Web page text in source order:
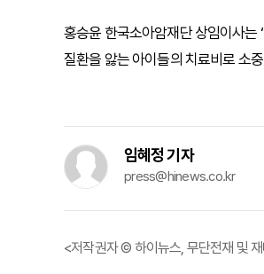
홍승윤 한국소아암재단 상임이사는
질환을 앓는 아이들의 치료비로 소
임혜정 기자
press@hinews.co.kr
<저작권자 © 하이뉴스, 무단전재 및